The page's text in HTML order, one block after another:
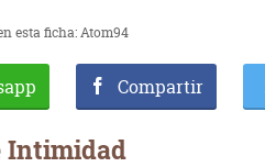
esta ficha:Atom94
Compartir
Intimidad